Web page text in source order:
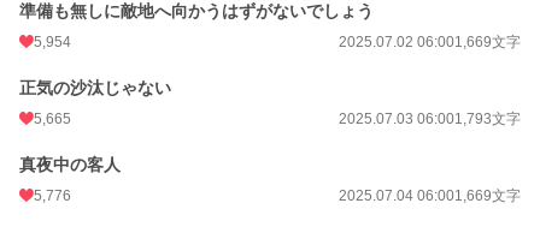
準備も無しに敵地へ向かうはずがないでしょう
5,954 2025.07.02 06:001,669文字
正気の沙汰じゃない
5,665 2025.07.03 06:001,793文字
真夜中の客人
5,776 2025.07.04 06:001,669文字